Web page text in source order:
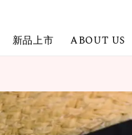
新品上市 ABOUT US